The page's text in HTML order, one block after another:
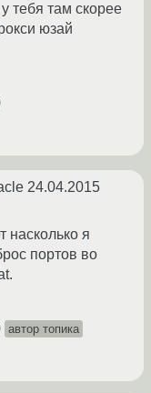
тебя там скорее
юзай
24.04.2015
насколько я
портов во
автор топика